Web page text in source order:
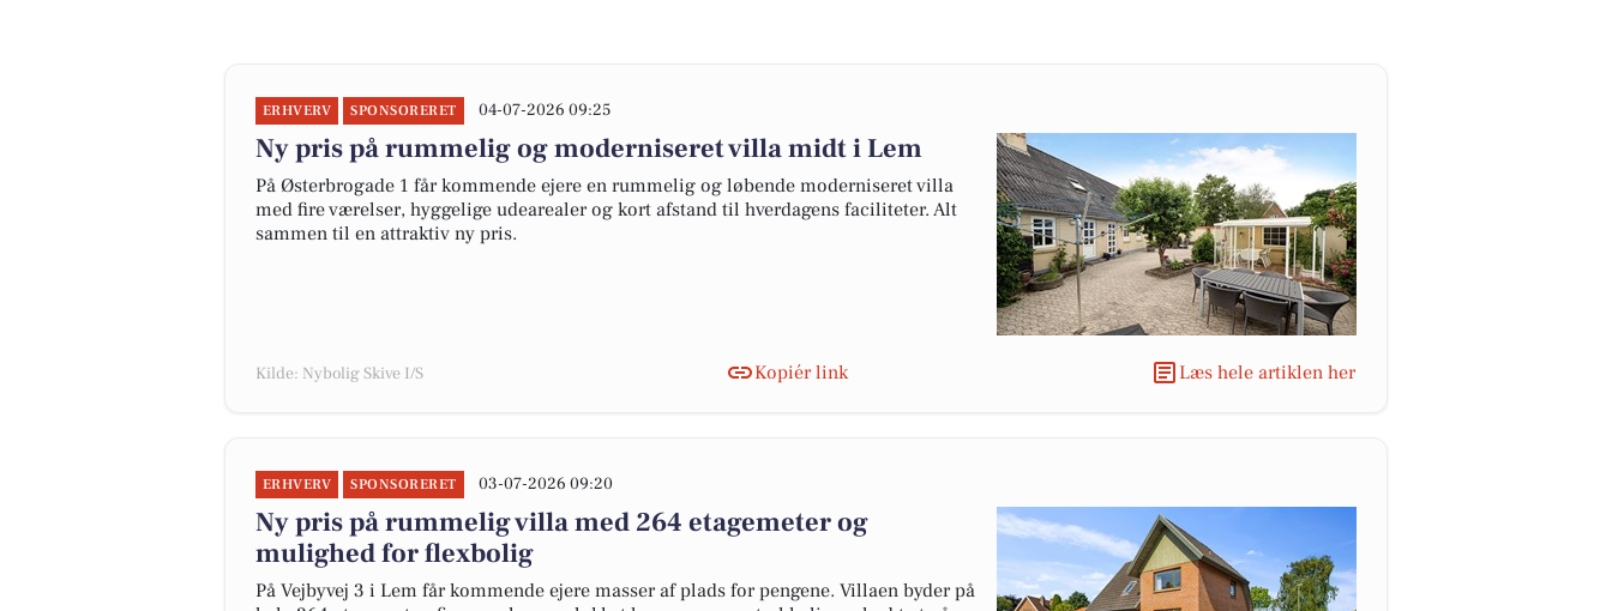
ERHVERV SPONSORERET 04-07-2026 09:25
Ny pris på rummelig og moderniseret villa midt i Lem
På Østerbrogade 1 får kommende ejere en rummelig og løbende moderniseret villa
med fire værelser, hyggelige udearealer og kort afstand til hverdagens faciliteter. Alt
sammen til en attraktiv ny pris.
Kilde: Nybolig Skive I/S Kopiér link Læs hele artiklen her
ERHVERV SPONSORERET 03-07-2026 09:20
Ny pris på rummelig villa med 264 etagemeter og
mulighed for flexbolig
På Vejbyvej 3 i Lem får kommende ejere masser af plads for pengene. Villaen byder på